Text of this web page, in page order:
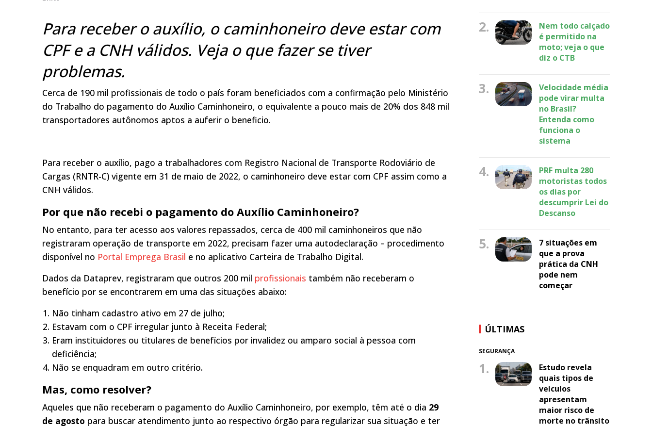
Para receber o auxílio, o caminhoneiro deve estar com
CPF e a CNH válidos. Veja o que fazer se tiver
problemas.
Cerca de 190 mil profissionais de todo o país foram beneficiados com a confirmação pelo Ministério
do Trabalho do pagamento do Auxílio Caminhoneiro, o equivalente a pouco mais de 20% dos 848 mil
transportadores autônomos aptos a auferir o beneficio.
Para receber o auxílio, pago a trabalhadores com Registro Nacional de Transporte Rodoviário de
Cargas (RNTR-C) vigente em 31 de maio de 2022, o caminhoneiro deve estar com CPF assim como a
CNH válidos.
Por que não recebi o pagamento do Auxílio Caminhoneiro?
No entanto, para ter acesso aos valores repassados, cerca de 400 mil caminhoneiros que não
registraram operação de transporte em 2022, precisam fazer uma autodeclaração – procedimento
disponível no Portal Emprega Brasil e no aplicativo Carteira de Trabalho Digital.
Dados da Dataprev, registraram que outros 200 mil profissionais também não receberam o
benefício por se encontrarem em uma das situações abaixo:
Não tinham cadastro ativo em 27 de julho;
Estavam com o CPF irregular junto à Receita Federal;
Eram instituidores ou titulares de benefícios por invalidez ou amparo social à pessoa com
deficiência;
Não se enquadram em outro critério.
Mas, como resolver?
Aqueles que não receberam o pagamento do Auxílio Caminhoneiro, por exemplo, têm até o dia 29
de agosto para buscar atendimento junto ao respectivo órgão para regularizar sua situação e ter
2.
Nem todo calçado
é permitido na
moto; veja o que
diz o CTB
3.
Velocidade média
pode virar multa
no Brasil?
Entenda como
funciona o
sistema
4.
PRF multa 280
motoristas todos
os dias por
descumprir Lei do
Descanso
5.
7 situações em
que a prova
prática da CNH
pode nem
começar
ÚLTIMAS
SEGURANÇA
1.
Estudo revela
quais tipos de
veículos
apresentam
maior risco de
morte no trânsito